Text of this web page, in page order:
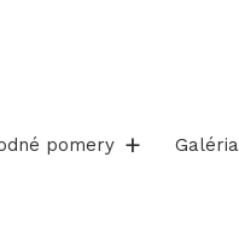
pomery Galéria